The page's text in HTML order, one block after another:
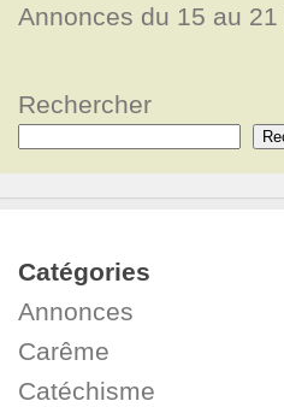
Annonces du 15 au
Rechercher
Catégories
Annonces
Carême
Catéchisme